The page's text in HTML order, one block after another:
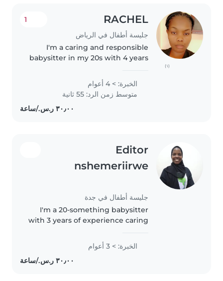
(١)
RACHEL
جليسة أطفال في الرياض
1
I'm a caring and responsible
babysitter in my 20s with 4 years
babies, toddlers, and school-
aged children. As a parent
myself, I understand the
الخبرة: > 4 أعوام
متوسط زمن الرد: 55 ثانية
Editor
nshemeriirwe
جليسة أطفال في جدة
I'm a 20-something babysitter
with 3 years of experience caring
those with special needs like
ADHD, autism, and language
disorders. I'm fluent in..
الخبرة: > 3 أعوام